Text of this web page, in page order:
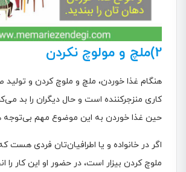
2)ملچ و مولوچ نکردن
هنگام غذا خوردن، ملچ و ملوچ کردن و تولید
کاری منزجرکننده است و حال دیگران را بد
حین غذا خوردن به این موضوع مهم بی‌توجه
اگر در خانواده و یا اطرافیان‌تان فردی هست
ملوچ کردن بیزار است، در حضور او این کار را